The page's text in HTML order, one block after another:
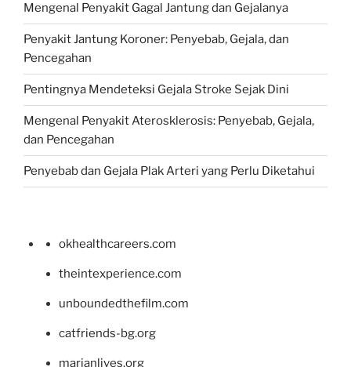
Mengenal Penyakit Gagal Jantung dan Gejalanya
Penyakit Jantung Koroner: Penyebab, Gejala, dan
Pencegahan
Pentingnya Mendeteksi Gejala Stroke Sejak Dini
Mengenal Penyakit Aterosklerosis: Penyebab, Gejala,
dan Pencegahan
Penyebab dan Gejala Plak Arteri yang Perlu Diketahui
okhealthcareers.com
theintexperience.com
unboundedthefilm.com
catfriends-bg.org
marianlives.org